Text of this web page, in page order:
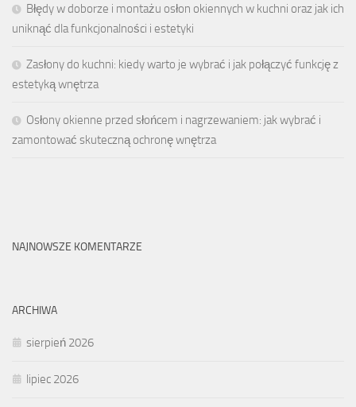
Błędy w doborze i montażu osłon okiennych w kuchni oraz jak ich
uniknąć dla funkcjonalności i estetyki
Zasłony do kuchni: kiedy warto je wybrać i jak połączyć funkcję z
estetyką wnętrza
Osłony okienne przed słońcem i nagrzewaniem: jak wybrać i
zamontować skuteczną ochronę wnętrza
NAJNOWSZE KOMENTARZE
ARCHIWA
sierpień 2026
lipiec 2026